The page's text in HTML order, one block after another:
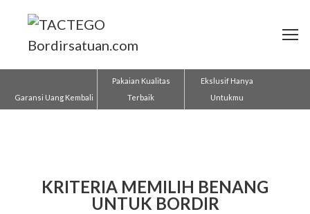
Garansi Uang Kembali
Pakaian Kualitas
Terbaik
Ekslusif Hanya
Untukmu
KRITERIA MEMILIH BENANG
UNTUK BORDIR